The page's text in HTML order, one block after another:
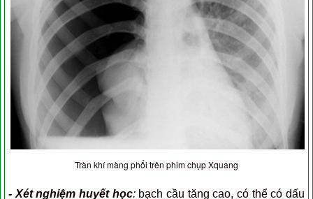
Tràn khí màng phổi trên phim chụp Xquang
- Xét nghiệm huyết học:bạch cầu tăng cao, có thể có dấu